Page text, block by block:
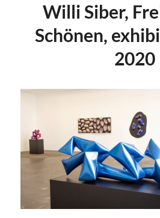
Willi Siber,
Schönen,
2020